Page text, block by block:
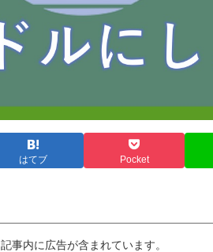
はてブ Pocket
記事内に広告が含まれています。